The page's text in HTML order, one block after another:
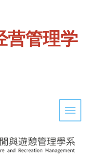
营管理学
Toggle